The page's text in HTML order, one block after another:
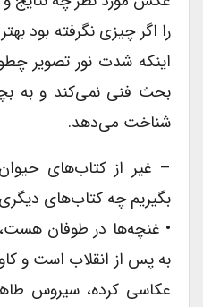
را اگر چیزی نگرفته بود بهتر
اینکه شدت نور تصویر
بحث فنی نمی‌کند و به
شناخت می‌دهد.
– غیر از کتاب‌های
بگیریم چه کتاب‌های
• غنچه‌ها در طوفان هست،
به پس از انقلاب است و
عکاسی کرده، سیروس